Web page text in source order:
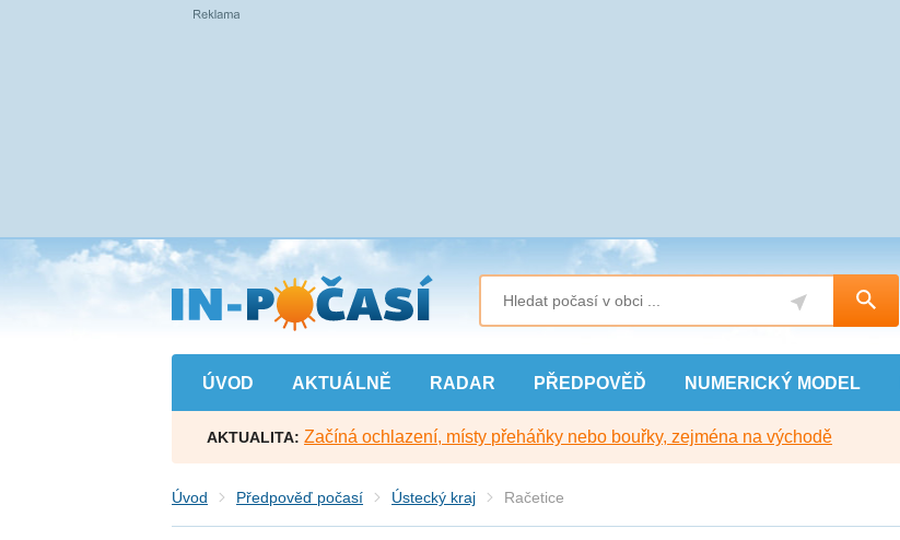
Přejít
na
hlavní
obsah
ÚVOD AKTUÁLNĚ RADAR PŘEDPOVĚĎ NUMERICKÝ MODEL
AKTUALITA: Začíná ochlazení, místy přeháňky nebo bouřky, zejména na východě
Úvod Předpověď počasí Ústecký kraj Račetice